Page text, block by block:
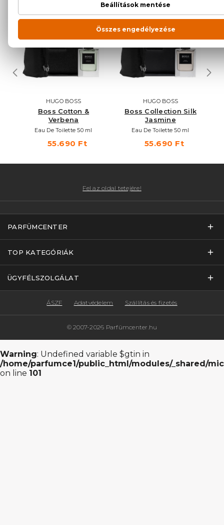
HUGO BOSS
Boss Cotton &
Verbena
Eau De Toilette 50 ml
55.690 Ft
HUGO BOSS
Boss Collection Silk
Jasmine
Eau De Toilette 50 ml
55.690 Ft
Fel az oldal tetejére!
PARFÜMCENTER
TOP KATEGÓRIÁK
ÜGYFÉLSZOLGÁLAT
© 2007-2026 Parfümcenter.hu
ÁSZF Adatvédelem Szállítás és fizetés
Warning: Undefined variable $gtin in
/home/parfumce1/public_html/modules/_shared/
on line 101